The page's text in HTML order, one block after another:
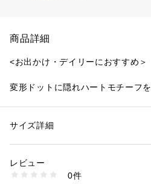
商品詳細
<お出かけ・デイリーにおすすめ＞
変形ドットに隠れハートモチーフ
ット感で着ていただけます。秋ら
＜素材＞
主張し過ぎない、やや光沢のある
性別：レディース
素材：（表生地）ポリエステル 100%（
洗濯：40℃非常に弱い 漂白× アイロン
干し ウェット非常に弱い
サイズ詳細
レビュー
0件